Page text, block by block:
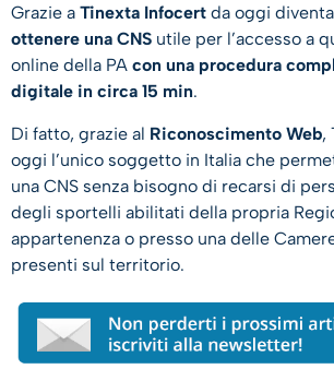
Grazie a Tinexta Infocert da oggi
ottenere una CNS utile per l’accesso a
online della PA con una procedura
digitale in circa 15 min.
Di fatto, grazie al Riconoscimento Web,
oggi l’unico soggetto in Italia che
una CNS senza bisogno di recarsi di
degli sportelli abilitati della propria
appartenenza o presso una delle
presenti sul territorio.